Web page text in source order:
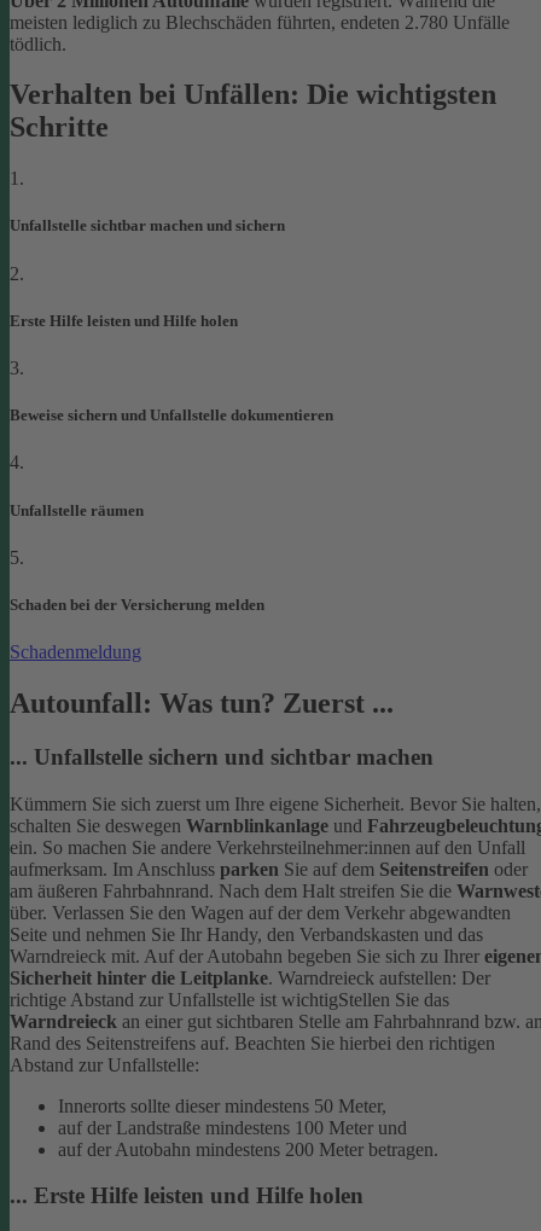
meisten lediglich zu Blechschäden führten, endeten 2.780 Unfälle
tödlich.
Verhalten bei Unfällen: Die wichtigsten
Schritte
1.
Unfallstelle sichtbar machen und sichern
2.
Erste Hilfe leisten und Hilfe holen
3.
Beweise sichern und Unfallstelle dokumentieren
4.
Unfallstelle räumen
5.
Schaden bei der Versicherung melden
Schadenmeldung
Autounfall: Was tun? Zuerst ...
... Unfallstelle sichern und sichtbar machen
Kümmern Sie sich zuerst um Ihre eigene Sicherheit. Bevor Sie halten,
schalten Sie deswegen Warnblinkanlage und
ein. So machen Sie andere Verkehrsteilnehmer:innen auf den Unfall
aufmerksam. Im Anschluss parken Sie auf dem Seitenstreifen oder
am äußeren Fahrbahnrand. Nach dem Halt streifen Sie die
über. Verlassen Sie den Wagen auf der dem Verkehr abgewandten
Seite und nehmen Sie Ihr Handy, den Verbandskasten und das
Warndreieck mit. Auf der Autobahn begeben Sie sich zu Ihrer
Sicherheit hinter die Leitplanke. Warndreieck aufstellen: Der
richtige Abstand zur Unfallstelle ist wichtigStellen Sie das
Warndreieck an einer gut sichtbaren Stelle am Fahrbahnrand bzw.
Rand des Seitenstreifens auf. Beachten Sie hierbei den richtigen
Abstand zur Unfallstelle:
Innerorts sollte dieser mindestens 50 Meter,
auf der Landstraße mindestens 100 Meter und
auf der Autobahn mindestens 200 Meter betragen.
... Erste Hilfe leisten und Hilfe holen